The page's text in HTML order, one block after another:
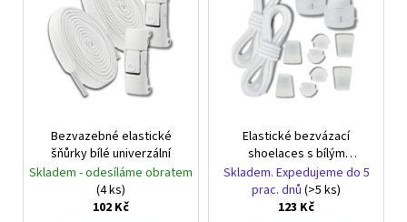
d
Bezvazebné elastické
šňůrky bílé univerzální
Skladem - odesíláme obratem
(4 ks)
102 Kč
Elastické bezvázací
shoelaces s bílým
stahovacím mechanismem
Skladem. Expedujeme do 5
prac. dnů (>5 ks)
123 Kč
NÁUŠNICE
DUHA
NÁUŠNICE